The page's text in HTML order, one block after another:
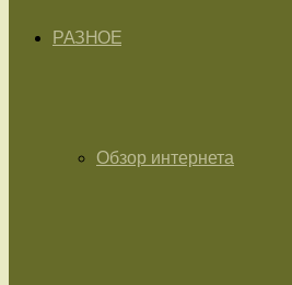
РАЗНОЕ
Обзор интернета